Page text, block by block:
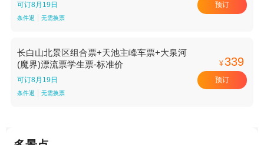
可订8月19日
条件退 无需换票
预订
长白山北景区组合票+天池主峰车票+大泉河
(魔界)漂流票学生票-标准价
可订8月19日
条件退 无需换票
¥339
预订